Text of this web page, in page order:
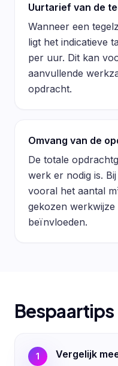
Uurtarief van de
Wanneer een
ligt het indicatieve
per uur. Dit kan
aanvullende
opdracht.
Omvang van de
De totale
werk er nodig is.
vooral het aantal
gekozen werkwijze
beïnvloeden.
Bespaartips
1
Vergelijk